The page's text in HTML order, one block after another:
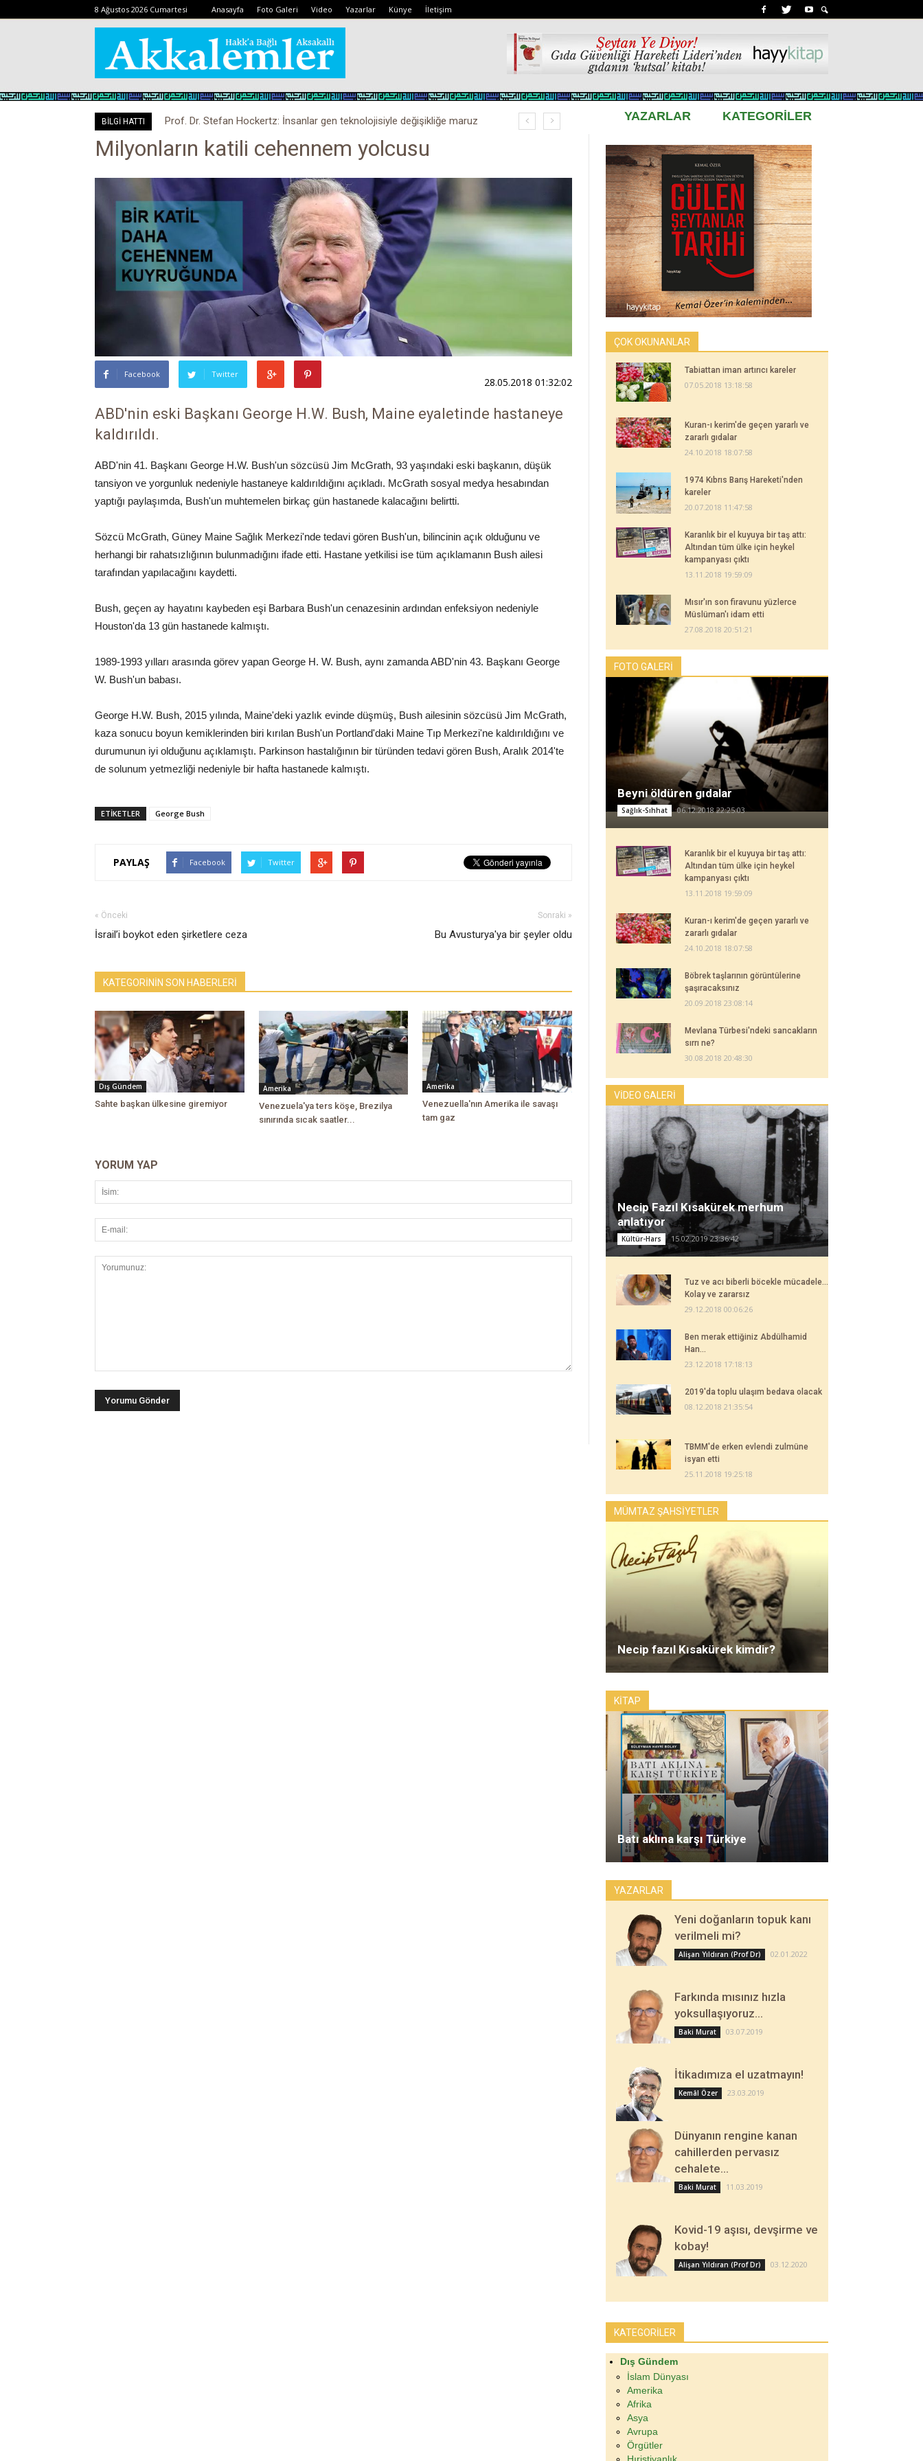
8 Ağustos 2026 Cumartesi Anasayfa Foto Galeri Video Yazarlar Künye İletişim
BİLGİ HATTI
Prof. Dr. Stefan Hockertz: İnsanlar gen teknolojisiyle değişikliğe maruz
YAZARLAR KATEGORİLER
Milyonların katili cehennem yolcusu
Facebook Twitter
28.05.2018 01:32:02
ABD'nin eski Başkanı George H.W. Bush, Maine eyaletinde hastaneye
kaldırıldı.
ABD'nin 41. Başkanı George H.W. Bush'un sözcüsü Jim McGrath, 93 yaşındaki eski başkanın, düşük
tansiyon ve yorgunluk nedeniyle hastaneye kaldırıldığını açıkladı. McGrath sosyal medya hesabından
yaptığı paylaşımda, Bush'un muhtemelen birkaç gün hastanede kalacağını belirtti.
Sözcü McGrath, Güney Maine Sağlık Merkezi'nde tedavi gören Bush'un, bilincinin açık olduğunu ve
herhangi bir rahatsızlığının bulunmadığını ifade etti. Hastane yetkilisi ise tüm açıklamanın Bush ailesi
tarafından yapılacağını kaydetti.
Bush, geçen ay hayatını kaybeden eşi Barbara Bush'un cenazesinin ardından enfeksiyon nedeniyle
Houston'da 13 gün hastanede kalmıştı.
1989-1993 yılları arasında görev yapan George H. W. Bush, aynı zamanda ABD'nin 43. Başkanı George
W. Bush'un babası.
George H.W. Bush, 2015 yılında, Maine'deki yazlık evinde düşmüş, Bush ailesinin sözcüsü Jim McGrath,
kaza sonucu boyun kemiklerinden biri kırılan Bush'un Portland'daki Maine Tıp Merkezi'ne kaldırıldığını ve
durumunun iyi olduğunu açıklamıştı. Parkinson hastalığının bir türünden tedavi gören Bush, Aralık 2014'te
de solunum yetmezliği nedeniyle bir hafta hastanede kalmıştı.
ETİKETLER George Bush
PAYLAŞ Facebook Twitter
« Önceki
İsrail’i boykot eden şirketlere ceza
Sonraki »
Bu Avusturya'ya bir şeyler oldu
KATEGORİNİN SON HABERLERİ
Dış Gündem
Sahte başkan ülkesine giremiyor
Amerika
Venezuela'ya ters köşe, Brezilya
sınırında sıcak saatler...
Amerika
Venezuella'nın Amerika ile savaşı
tam gaz
YORUM YAP
ÇOK OKUNANLAR
Tabiattan iman artırıcı kareler
07.05.2018 13:18:58
Kuran-ı kerim'de geçen yararlı ve
zararlı gıdalar
24.10.2018 18:07:58
1974 Kıbrıs Barış Hareketi'nden
kareler
20.07.2018 11:47:58
Karanlık bir el kuyuya bir taş attı:
Altından tüm ülke için heykel
kampanyası çıktı
13.11.2018 19:59:09
Mısır'ın son firavunu yüzlerce
Müslüman'ı idam etti
27.08.2018 20:51:21
FOTO GALERİ
Beyni öldüren gıdalar
Sağlık-Sıhhat 06.12.2018 22:25:03
Karanlık bir el kuyuya bir taş attı:
Altından tüm ülke için heykel
kampanyası çıktı
13.11.2018 19:59:09
Kuran-ı kerim'de geçen yararlı ve
zararlı gıdalar
24.10.2018 18:07:58
Böbrek taşlarının görüntülerine
şaşıracaksınız
20.09.2018 23:08:14
Mevlana Türbesi'ndeki sancakların
sırrı ne?
30.08.2018 20:48:30
VİDEO GALERİ
Necip Fazıl Kısakürek merhum
anlatıyor
Kültür-Hars 15.02.2019 23:36:42
Tuz ve acı biberli böcekle mücadele...
Kolay ve zararsız
29.12.2018 00:06:26
Ben merak ettiğiniz Abdülhamid
Han...
23.12.2018 17:18:13
2019'da toplu ulaşım bedava olacak
08.12.2018 21:35:54
TBMM'de erken evlendi zulmüne
isyan etti
25.11.2018 19:25:18
MÜMTAZ ŞAHSİYETLER
Necip fazıl Kısakürek kimdir?
KİTAP
Batı aklına karşı Türkiye
YAZARLAR
Yeni doğanların topuk kanı
verilmeli mi?
Alişan Yıldıran (Prof Dr) 02.01.2022
Farkında mısınız hızla
yoksullaşıyoruz…
Baki Murat 03.07.2019
İtikadımıza el uzatmayın!
Kemâl Özer 23.03.2019
Dünyanın rengine kanan
cahillerden pervasız
cehalete…
Baki Murat 11.03.2019
Kovid-19 aşısı, devşirme ve
kobay!
Alişan Yıldıran (Prof Dr) 03.12.2020
KATEGORİLER
Dış Gündem
İslam Dünyası
Amerika
Afrika
Asya
Avrupa
Örgütler